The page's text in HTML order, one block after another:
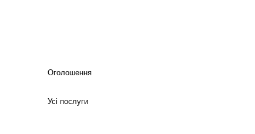
Оголошення
Усі послуги